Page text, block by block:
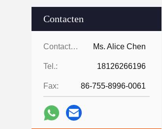
Contacten
Contacten: Ms. Alice Chen
Tel.: 18126266196
Fax: 86-755-8996-0061